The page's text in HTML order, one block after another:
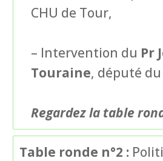
CHU de Tour,
– Intervention du Pr
Touraine, député
Regardez la table
Table ronde n°2 :